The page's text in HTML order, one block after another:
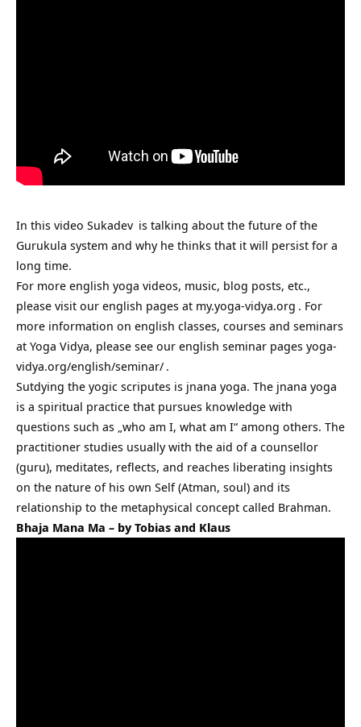
In this video Sukadev is talking about the future of the
Gurukula system and why he thinks that it will persist for a
long time.
For more english yoga videos, music, blog posts, etc.,
please visit our english pages at my.yoga-vidya.org . For
more information on english classes, courses and seminars
at Yoga Vidya, please see our english seminar pages yoga-
vidya.org/english/seminar/ .
Sutdying the yogic scriputes is jnana yoga. The jnana yoga
is a spiritual practice that pursues knowledge with
questions such as „who am I, what am I“ among others. The
practitioner studies usually with the aid of a counsellor
(guru), meditates, reflects, and reaches liberating insights
on the nature of his own Self (Atman, soul) and its
relationship to the metaphysical concept called Brahman.
Bhaja Mana Ma – by Tobias and Klaus